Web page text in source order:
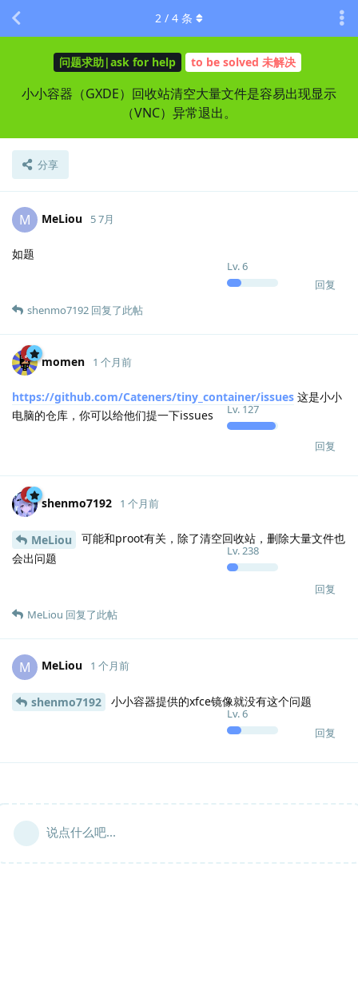
问题求助|ask for help to be solved 未解决
小小容器（GXDE）回收站清空大量文件是容易出现显示
（VNC）异常退出。
分享
2 / 4 条
M MeLiou
Lv.6
5 7月
如题
回复
shenmo7192 回复了此帖
momen
Lv.127
1 个月前
https://github.com/Cateners/tiny_container/issues 这是小小
电脑的仓库，你可以给他们提一下issues
回复
shenmo7192
Lv.238
1 个月前
MeLiou
可能和proot有关，除了清空回收站，删除大量文件也
会出问题
回复
MeLiou 回复了此帖
M MeLiou
Lv.6
1 个月前
shenmo7192 小小容器提供的xfce镜像就没有这个问题
回复
说点什么吧...